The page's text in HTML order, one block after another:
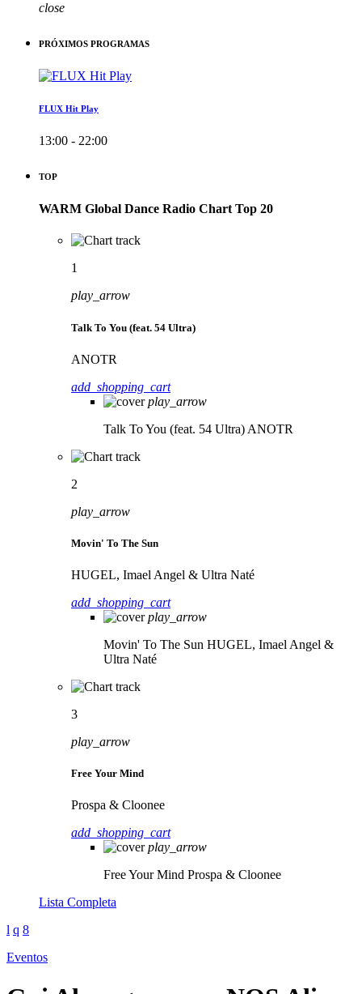
close
PRÓXIMOS PROGRAMAS
FLUX Hit Play
13:00 - 22:00
TOP
WARM Global Dance Radio Chart Top 20
1
play_arrow
Talk To You (feat. 54 Ultra)
ANOTR
add_shopping_cart
play_arrow
Talk To You (feat. 54 Ultra) ANOTR
2
play_arrow
Movin' To The Sun
HUGEL, Imael Angel & Ultra Naté
add_shopping_cart
play_arrow
Movin' To The Sun HUGEL, Imael Angel &
Ultra Naté
3
play_arrow
Free Your Mind
Prospa & Cloonee
add_shopping_cart
play_arrow
Free Your Mind Prospa & Cloonee
Lista Completa
Eventos